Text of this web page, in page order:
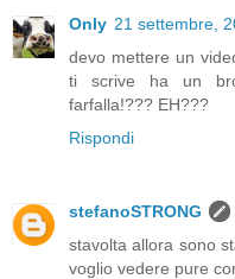
Only 21 settembre,
devo mettere un
ti scrive ha un
farfalla!??? EH???
Rispondi
stefanoSTRONG
stavolta allora sono
voglio vedere pure